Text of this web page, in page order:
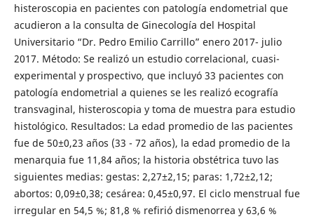
histeroscopia en pacientes con patología endometrial que
acudieron a la consulta de Ginecología del Hospital
Universitario “Dr. Pedro Emilio Carrillo” enero 2017- julio
2017. Método: Se realizó un estudio correlacional, cuasi-
experimental y prospectivo, que incluyó 33 pacientes con
patología endometrial a quienes se les realizó ecografía
transvaginal, histeroscopia y toma de muestra para estudio
histológico. Resultados: La edad promedio de las pacientes
fue de 50±0,23 años (33 - 72 años), la edad promedio de la
menarquia fue 11,84 años; la historia obstétrica tuvo las
siguientes medias: gestas: 2,27±2,15; paras: 1,72±2,12;
abortos: 0,09±0,38; cesárea: 0,45±0,97. El ciclo menstrual fue
irregular en 54,5 %; 81,8 % refirió dismenorrea y 63,6 %